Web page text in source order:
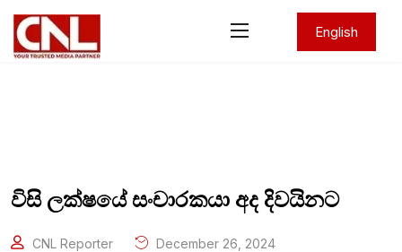
English
විසි ලක්ෂයේ සංචාරකයා අද දිවයිනට
CNL Reporter December 26, 2024